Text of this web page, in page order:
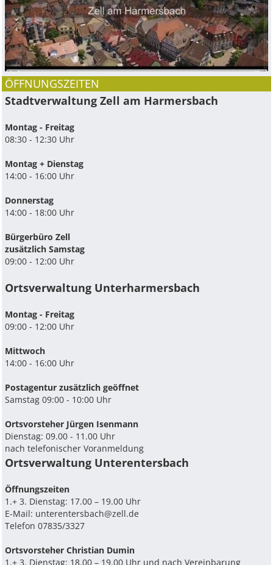
ÖFFNUNGSZEITEN
Stadtverwaltung Zell am Harmersbach
Montag - Freitag
08:30 - 12:30 Uhr
Montag + Dienstag
14:00 - 16:00 Uhr
Donnerstag
14:00 - 18:00 Uhr
Bürgerbüro Zell
zusätzlich Samstag
09:00 - 12:00 Uhr
Ortsverwaltung Unterharmersbach
Montag - Freitag
09:00 - 12:00 Uhr
Mittwoch
14:00 - 16:00 Uhr
Postagentur zusätzlich geöffnet
Samstag 09:00 - 10:00 Uhr
Ortsvorsteher Jürgen Isenmann
Dienstag: 09.00 - 11.00 Uhr
nach telefonischer Voranmeldung
Ortsverwaltung Unterentersbach
Ö­ffnungszeiten
1.+ 3. Dienstag: 17.00 – 19.00 Uhr
E-Mail: unterentersbach@zell.de
Telefon 07835/3327
Ortsvorsteher Christian Dumin
1.+ 3. Dienstag: 18.00 – 19.00 Uhr und nach Vereinbarung